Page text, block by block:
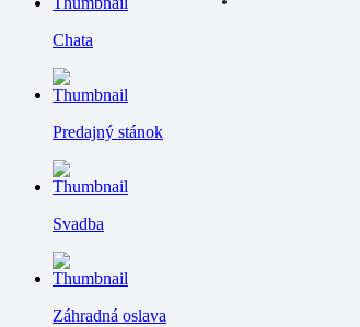
Chata
Predajný stánok
Svadba
Záhradná oslava